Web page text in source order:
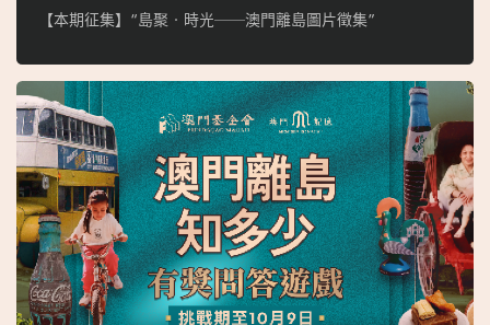
【本期征集】“島聚‧時光──澳門離島圖片徵集”